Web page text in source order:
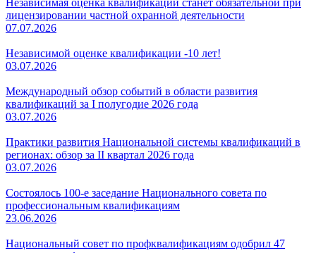
Независимая оценка квалификации станет обязательной при
лицензировании частной охранной деятельности
07.07.2026
Независимой оценке квалификации -10 лет!
03.07.2026
Международный обзор событий в области развития
квалификаций за I полугодие 2026 года
03.07.2026
Практики развития Национальной системы квалификаций в
регионах: обзор за II квартал 2026 года
03.07.2026
Состоялось 100-е заседание Национального совета по
профессиональным квалификациям
23.06.2026
Национальный совет по профквалификациям одобрил 47